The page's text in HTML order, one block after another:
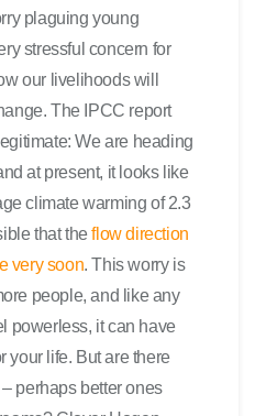
plaguing young
stressful concern for
our livelihoods will
The IPCC report
We are heading
at present, it looks like
climate warming of 2.3
that theflow direction
very soon. This worry is
people, and like any
powerless, it can have
your life. But are there
perhaps better ones